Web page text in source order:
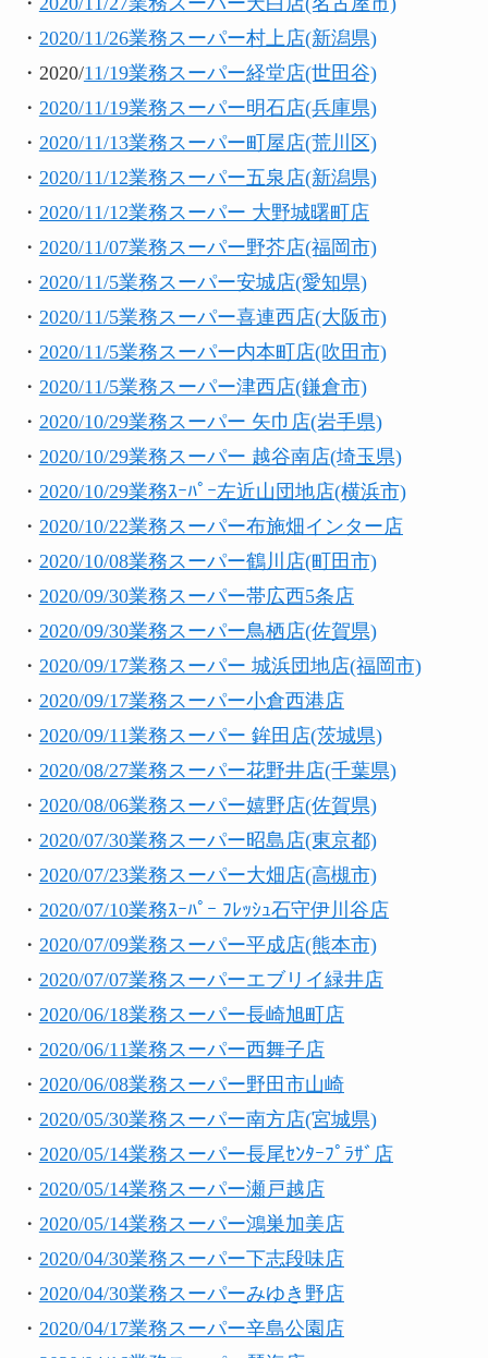
・ 2020/11/26業務スーパー村上店(新潟県)
・2020/11/19業務スーパー経堂店(世田谷)
・ 2020/11/19業務スーパー明石店(兵庫県)
・ 2020/11/13業務スーパー町屋店(荒川区)
・ 2020/11/12業務スーパー五泉店(新潟県)
・ 2020/11/12業務スーパー 大野城曙町店
・ 2020/11/07業務スーパー野芥店(福岡市)
・ 2020/11/5業務スーパー安城店(愛知県)
・ 2020/11/5業務スーパー喜連西店(大阪市)
・ 2020/11/5業務スーパー内本町店(吹田市)
・ 2020/11/5業務スーパー津西店(鎌倉市)
・ 2020/10/29業務スーパー 矢巾店(岩手県)
・ 2020/10/29業務スーパー 越谷南店(埼玉県)
・ 2020/10/29業務ｽｰﾊﾟｰ左近山団地店(横浜市)
・ 2020/10/22業務スーパー布施畑インター店
・ 2020/10/08業務スーパー鶴川店(町田市)
・ 2020/09/30業務スーパー帯広西5条店
・ 2020/09/30業務スーパー鳥栖店(佐賀県)
・ 2020/09/17業務スーパー 城浜団地店(福岡市)
・ 2020/09/17業務スーパー小倉西港店
・ 2020/09/11業務スーパー 鉾田店(茨城県)
・ 2020/08/27業務スーパー花野井店(千葉県)
・ 2020/08/06業務スーパー嬉野店(佐賀県)
・ 2020/07/30業務スーパー昭島店(東京都)
・ 2020/07/23業務スーパー大畑店(高槻市)
・ 2020/07/10業務ｽｰﾊﾟｰ ﾌﾚｯｼｭ石守伊川谷店
・ 2020/07/09業務スーパー平成店(熊本市)
・ 2020/07/07業務スーパーエブリイ緑井店
・ 2020/06/18業務スーパー長崎旭町店
・ 2020/06/11業務スーパー西舞子店
・ 2020/06/08業務スーパー野田市山崎
・ 2020/05/30業務スーパー南方店(宮城県)
・ 2020/05/14業務スーパー長尾ｾﾝﾀｰﾌﾟﾗｻﾞ店
・ 2020/05/14業務スーパー瀬戸越店
・ 2020/05/14業務スーパー鴻巣加美店
・ 2020/04/30業務スーパー下志段味店
・ 2020/04/30業務スーパーみゆき野店
・ 2020/04/17業務スーパー辛島公園店